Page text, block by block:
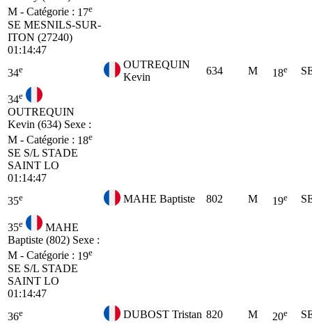
M - Catégorie : 17e
SE MESNILS-SUR-
ITON (27240)
01:14:47
34e
OUTREQUIN
Kevin
634 M 18e
34e
OUTREQUIN
Kevin (634) Sexe :
M - Catégorie : 18e
SE S/L STADE
SAINT LO
01:14:47
35e MAHE Baptiste 802 M 19e
35e
MAHE
Baptiste (802) Sexe :
M - Catégorie : 19e
SE S/L STADE
SAINT LO
01:14:47
36e DUBOST Tristan 820 M 20e